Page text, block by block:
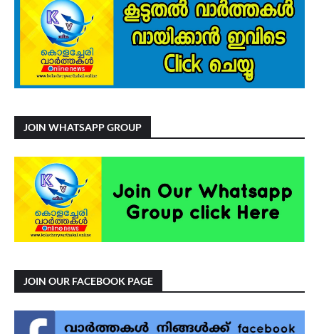
JOIN WHATSAPP GROUP
JOIN OUR FACEBOOK PAGE